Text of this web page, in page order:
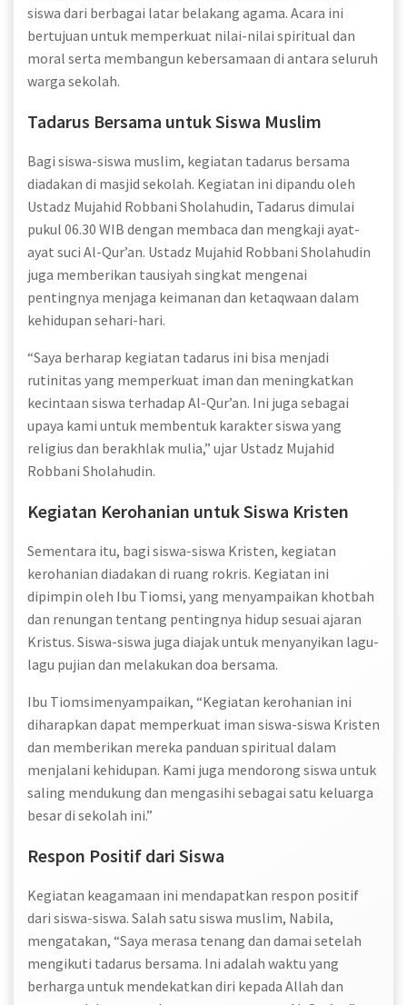
siswa dari berbagai latar belakang agama. Acara ini
bertujuan untuk memperkuat nilai-nilai spiritual dan
moral serta membangun kebersamaan di antara seluruh
warga sekolah.
Tadarus Bersama untuk Siswa Muslim
Bagi siswa-siswa muslim, kegiatan tadarus bersama
diadakan di masjid sekolah. Kegiatan ini dipandu oleh
Ustadz Mujahid Robbani Sholahudin, Tadarus dimulai
pukul 06.30 WIB dengan membaca dan mengkaji ayat-
ayat suci Al-Qur’an. Ustadz Mujahid Robbani Sholahudin
juga memberikan tausiyah singkat mengenai
pentingnya menjaga keimanan dan ketaqwaan dalam
kehidupan sehari-hari.
“Saya berharap kegiatan tadarus ini bisa menjadi
rutinitas yang memperkuat iman dan meningkatkan
kecintaan siswa terhadap Al-Qur’an. Ini juga sebagai
upaya kami untuk membentuk karakter siswa yang
religius dan berakhlak mulia,” ujar Ustadz Mujahid
Robbani Sholahudin.
Kegiatan Kerohanian untuk Siswa Kristen
Sementara itu, bagi siswa-siswa Kristen, kegiatan
kerohanian diadakan di ruang rokris. Kegiatan ini
dipimpin oleh Ibu Tiomsi, yang menyampaikan khotbah
dan renungan tentang pentingnya hidup sesuai ajaran
Kristus. Siswa-siswa juga diajak untuk menyanyikan lagu-
lagu pujian dan melakukan doa bersama.
Ibu Tiomsimenyampaikan, “Kegiatan kerohanian ini
diharapkan dapat memperkuat iman siswa-siswa Kristen
dan memberikan mereka panduan spiritual dalam
menjalani kehidupan. Kami juga mendorong siswa untuk
saling mendukung dan mengasihi sebagai satu keluarga
besar di sekolah ini.”
Respon Positif dari Siswa
Kegiatan keagamaan ini mendapatkan respon positif
dari siswa-siswa. Salah satu siswa muslim, Nabila,
mengatakan, “Saya merasa tenang dan damai setelah
mengikuti tadarus bersama. Ini adalah waktu yang
berharga untuk mendekatkan diri kepada Allah dan